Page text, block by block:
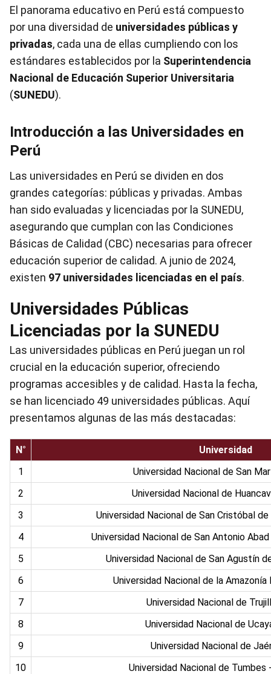
El panorama educativo en Perú está compuesto
por una diversidad de universidades públicas y
privadas, cada una de ellas cumpliendo con los
estándares establecidos por la Superintendencia
Nacional de Educación Superior Universitaria
(SUNEDU).
Introducción a las Universidades en
Perú
Las universidades en Perú se dividen en dos
grandes categorías: públicas y privadas. Ambas
han sido evaluadas y licenciadas por la SUNEDU,
asegurando que cumplan con las Condiciones
Básicas de Calidad (CBC) necesarias para ofrecer
educación superior de calidad. A junio de 2024,
existen 97 universidades licenciadas en el país.
Universidades Públicas
Licenciadas por la SUNEDU
Las universidades públicas en Perú juegan un rol
crucial en la educación superior, ofreciendo
programas accesibles y de calidad. Hasta la fecha,
se han licenciado 49 universidades públicas. Aquí
presentamos algunas de las más destacadas:
N°
Universidad
1
Universidad Nacional de San
2
Universidad Nacional de
3
Universidad Nacional de San Cristóbal de
4
Universidad Nacional de San Antonio
5
Universidad Nacional de San Agustín
6
Universidad Nacional de la Amazonía
7
Universidad Nacional de
8
Universidad Nacional de
9
Universidad Nacional de
10
Universidad Nacional de Tumbes